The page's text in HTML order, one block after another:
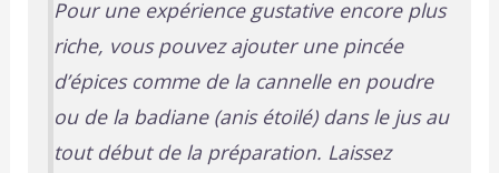
Pour une expérience gustative encore plus
riche, vous pouvez ajouter une pincée
d’épices comme de la cannelle en poudre
ou de la badiane (anis étoilé) dans le jus au
tout début de la préparation. Laissez